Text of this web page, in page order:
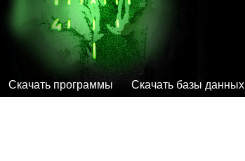
Скачать программы Скачать базы данных